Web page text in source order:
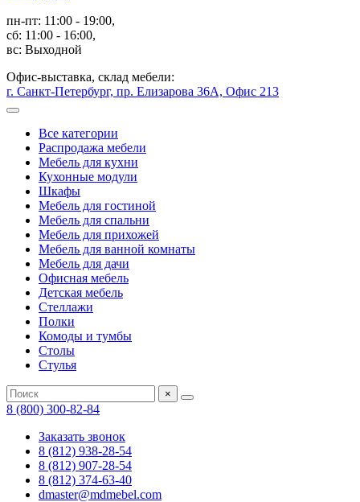
пн-пт: 11:00 - 19:00,
сб: 11:00 - 16:00,
вс: Выходной
Офис-выставка, склад мебели:
г. Санкт-Петербург, пр. Елизарова 36А, Офис 213
Все категории
Распродажа мебели
Мебель для кухни
Кухонные модули
Шкафы
Мебель для гостиной
Мебель для спальни
Мебель для прихожей
Мебель для ванной комнаты
Мебель для дачи
Офисная мебель
Детская мебель
Стеллажи
Полки
Комоды и тумбы
Столы
Стулья
×
8 (800) 300-82-84
Заказать звонок
8 (812) 938-28-54
8 (812) 907-28-54
8 (812) 374-63-40
dmaster@mdmebel.com